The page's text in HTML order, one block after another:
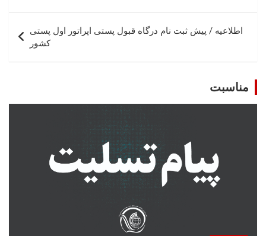
نوشته
اطلاعیه / پیش ثبت نام درگاه قبول پستی اپراتور اول پستی
کشور
مناسبت